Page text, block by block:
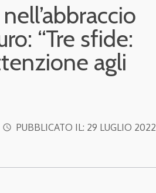
“Tre sfide:
agli
access_time PUBBLICATO IL: 29 LUGLIO 2022